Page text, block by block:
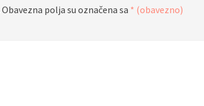
Obavezna polja su označena sa * (obavezno)